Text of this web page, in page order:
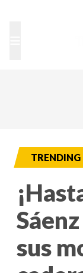
sus